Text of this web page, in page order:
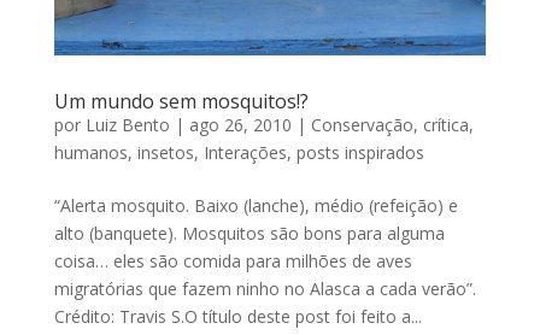
Um mundo sem mosquitos!?
por Luiz Bento | ago 26, 2010 | Conservação, crítica,
humanos, insetos, Interações, posts inspirados
“Alerta mosquito. Baixo (lanche), médio (refeição) e
alto (banquete). Mosquitos são bons para alguma
coisa… eles são comida para milhões de aves
migratórias que fazem ninho no Alasca a cada verão”.
Crédito: Travis S.O título deste post foi feito a...